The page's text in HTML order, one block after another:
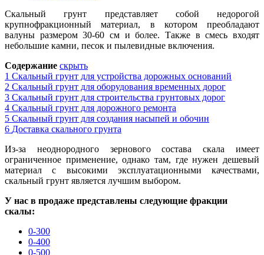
Скальный грунт представляет собой недорогой
крупнофракционный материал, в котором преобладают
валуны размером 30-60 см и более. Также в смесь входят
небольшие камни, песок и пылевидные включения.
Содержание скрыть
1 Скальный грунт для устройства дорожных оснований
2 Скальный грунт для оборудования временных дорог
3 Скальный грунт для строительства грунтовых дорог
4 Скальный грунт для дорожного ремонта
5 Скальный грунт для создания насыпей и обочин
6 Доставка скального грунта
Из-за неоднородного зернового состава скала имеет
ограниченное применение, однако там, где нужен дешевый
материал с высокими эксплуатационными качествами,
скальный грунт является лучшим выбором.
У нас в продаже представлены следующие фракции
скалы:
0-300
0-400
0-500